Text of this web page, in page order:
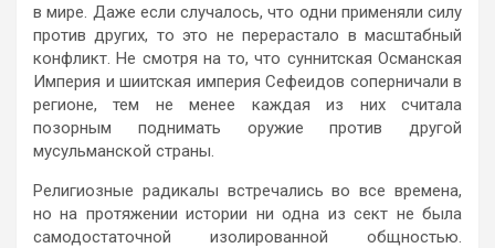
в мире. Даже если случалось, что одни применяли силу
против других, то это не перерастало в масштабный
конфликт. Не смотря на то, что суннитская Османская
Империя и шиитская империя Сефеидов соперничали в
регионе, тем не менее каждая из них считала
позорным поднимать оружие против другой
мусульманской страны.
Религиозные радикалы встречались во все времена,
но на протяжении истории ни одна из сект не была
самодостаточной изолированной общностью.